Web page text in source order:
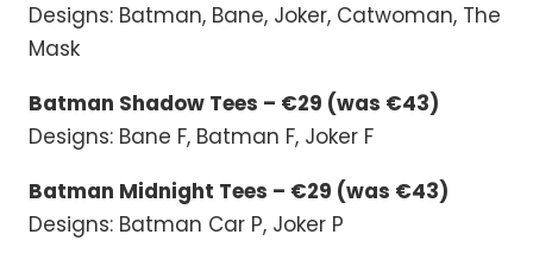
Designs: Batman, Bane, Joker, Catwoman, The
Mask
Batman Shadow Tees – €29 (was €43)
Designs: Bane F, Batman F, Joker F
Batman Midnight Tees – €29 (was €43)
Designs: Batman Car P, Joker P